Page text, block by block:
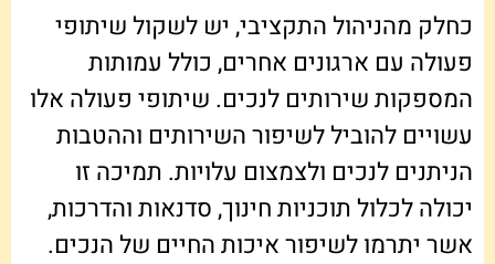
כחלק מהניהול התקציבי, יש לשקול שיתופי
פעולה עם ארגונים אחרים, כולל עמותות
המספקות שירותים לנכים. שיתופי פעולה אלו
עשויים להוביל לשיפור השירותים וההטבות
הניתנים לנכים ולצמצום עלויות. תמיכה זו
יכולה לכלול תוכניות חינוך, סדנאות והדרכות,
אשר יתרמו לשיפור איכות החיים של הנכים.